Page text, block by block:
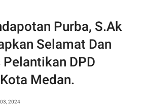
Purba, S.Ak
Selamat Dan
DPD
Medan.
2024